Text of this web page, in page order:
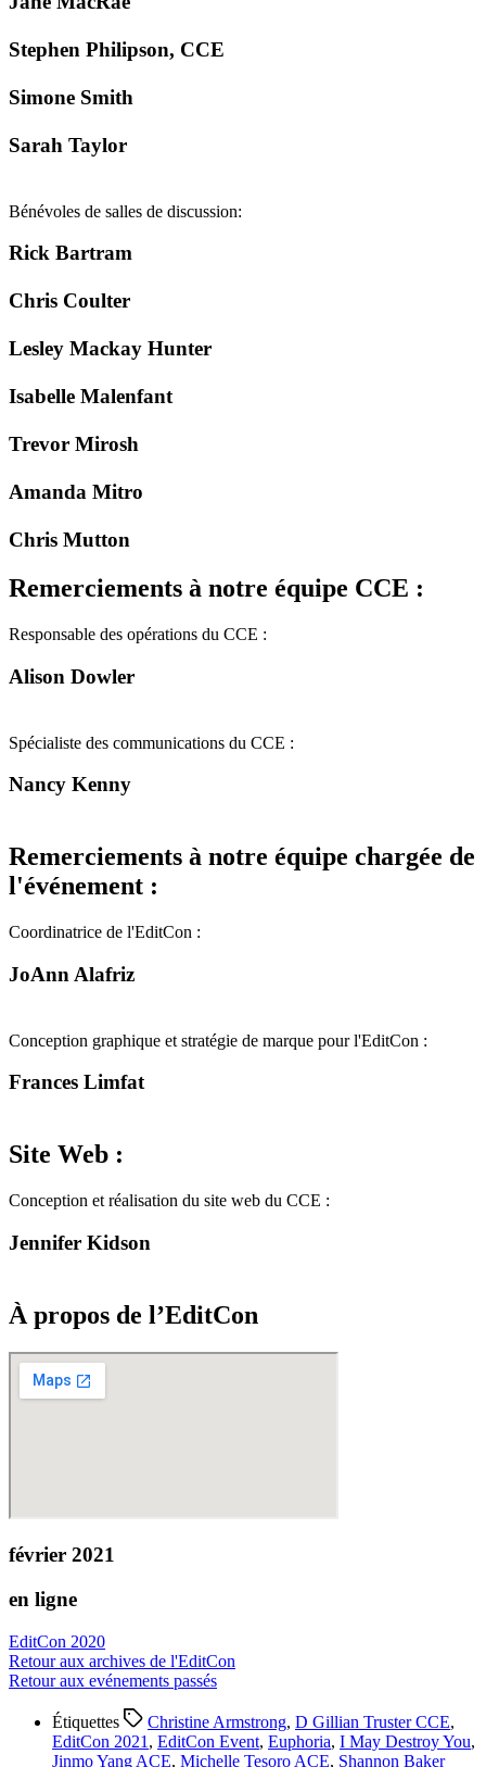
Stephen Philipson, CCE
Simone Smith
Sarah Taylor
Bénévoles de salles de discussion:
Rick Bartram
Chris Coulter
Lesley Mackay Hunter
Isabelle Malenfant
Trevor Mirosh
Amanda Mitro
Chris Mutton
Remerciements à notre équipe CCE :
Responsable des opérations du CCE :
Alison Dowler
Spécialiste des communications du CCE :
Nancy Kenny
Remerciements à notre équipe chargée de
l'événement :
Coordinatrice de l'EditCon :
JoAnn Alafriz
Conception graphique et stratégie de marque pour l'EditCon :
Frances Limfat
Site Web :
Conception et réalisation du site web du CCE :
Jennifer Kidson
À propos de l’EditCon
février 2021
en ligne
EditCon 2020
Retour aux archives de l'EditCon
Retour aux evénements passés
Étiquettes Christine Armstrong, D Gillian Truster CCE,
EditCon 2021 , EditCon Event, Euphoria, I May Destroy You,
Jinmo Yang ACE, Michelle Tesoro ACE, Shannon Baker